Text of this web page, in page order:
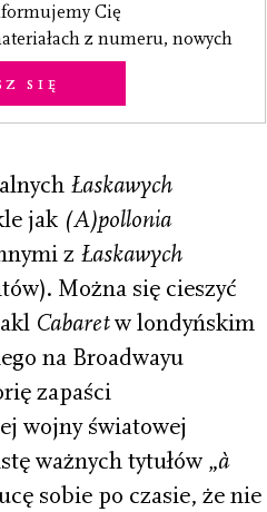
Cię
z numeru, nowych
się
Łaskawych
jak (A)pollonia
z Łaskawych
Można się cieszyć
Cabaretw londyńskim
na Broadwayu
zapaści
wojny światowej
ważnych tytułów „à
sobie po czasie, że nie